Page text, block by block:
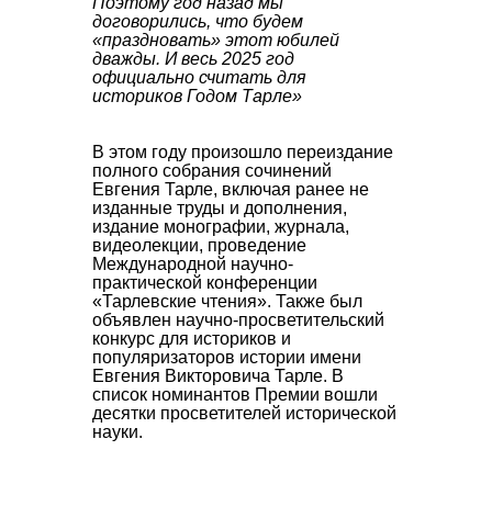
договорились, что будем
«праздновать» этот юбилей
дважды. И весь 2025 год
официально считать для
историков Годом Тарле»
В этом году произошло переиздание
полного собрания сочинений
Евгения Тарле, включая ранее не
изданные труды и дополнения,
издание монографии, журнала,
видеолекции, проведение
Международной научно-
практической конференции
«Тарлевские чтения». Также был
объявлен научно-просветительский
конкурс для историков и
популяризаторов истории имени
Евгения Викторовича Тарле. В
список номинантов Премии вошли
десятки просветителей исторической
науки.